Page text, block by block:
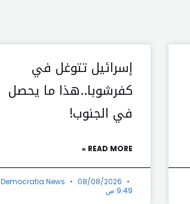
إسرائيل تتوغل في
كفرشوبا..هذا ما يحصل
في الجنوب!
READ MORE »
Democratia News
08/08/2026
9:49 ص